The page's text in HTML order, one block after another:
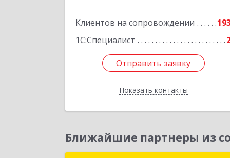
Клиентов на сопровождении
1С:Специалист
Отправить заявку
Показать контакты
Отправить заявку
Назад
Ближайшие партнеры из